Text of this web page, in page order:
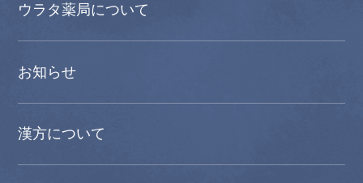
ウラタ薬局について
お知らせ
漢方について